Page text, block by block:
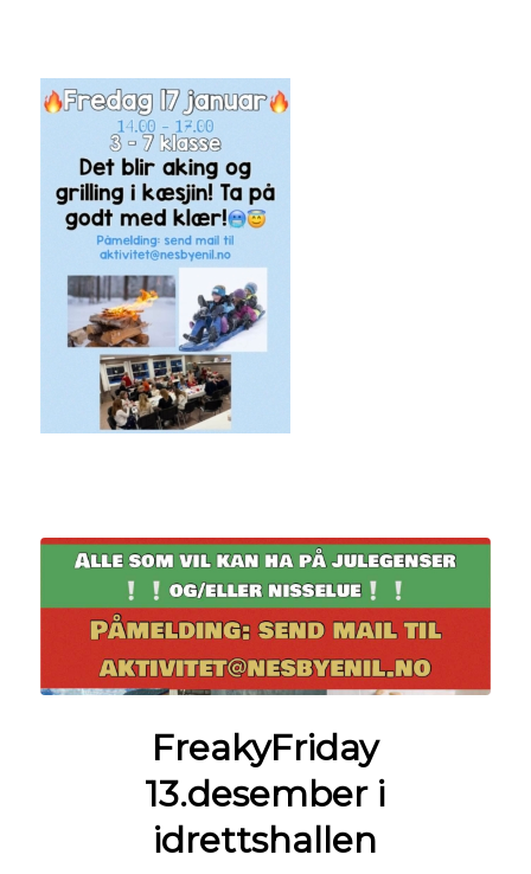
FreakyFriday
13.desember i
idrettshallen